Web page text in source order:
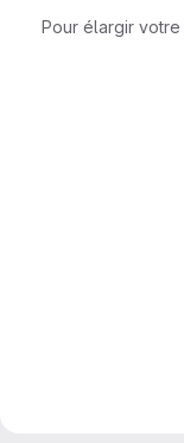
Pour élargir